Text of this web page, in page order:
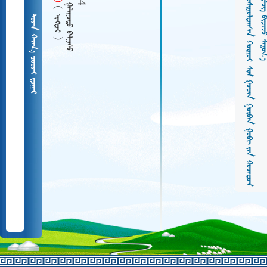
      